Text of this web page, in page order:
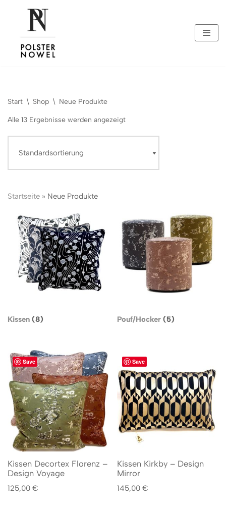
Inhalt
springen
Start \ Shop \ Neue Produkte
Alle 13 Ergebnisse werden angezeigt
Startseite » Neue Produkte
Kissen (8) Pouf/Hocker(5)
Save
Kissen Decortex Florenz –
Design Voyage
125,00 €
Save
Kissen Kirkby – Design
Mirror
145,00€